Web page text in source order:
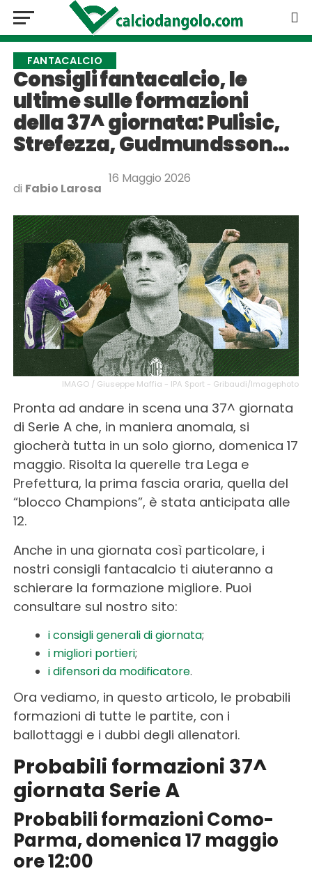
FANTACALCIO
Consigli fantacalcio, le
ultime sulle formazioni
della 37^ giornata: Pulisic,
Strefezza, Gudmundsson…
di Fabio Larosa
16 Maggio 2026
IMAGO / Giuseppe Maffia - IPA Sport - Gribaudi/Imagephoto
Pronta ad andare in scena una 37^ giornata
di Serie A che, in maniera anomala, si
giocherà tutta in un solo giorno, domenica 17
maggio. Risolta la querelle tra Lega e
Prefettura, la prima fascia oraria, quella del
“blocco Champions”, è stata anticipata alle
12.
Anche in una giornata così particolare, i
nostri consigli fantacalcio ti aiuteranno a
schierare la formazione migliore. Puoi
consultare sul nostro sito:
i consigli generali di giornata;
i migliori portieri;
i difensori da modificatore.
Ora vediamo, in questo articolo, le probabili
formazioni di tutte le partite, con i
ballottaggi e i dubbi degli allenatori.
Probabili formazioni 37^
giornata Serie A
Probabili formazioni Como-
Parma, domenica 17 maggio
ore 12:00